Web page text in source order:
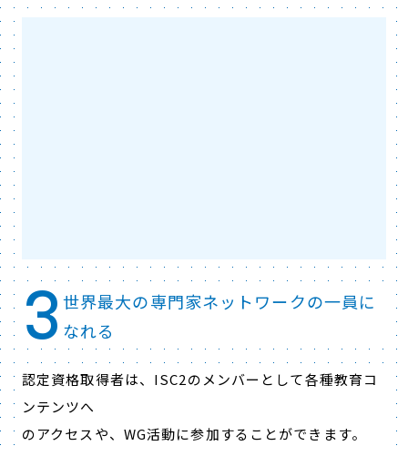
3 世界最大の専門家ネットワークの一員に
なれる
認定資格取得者は、ISC2のメンバーとして各種教育コ
ンテンツへ
のアクセスや、WG活動に参加することができます。